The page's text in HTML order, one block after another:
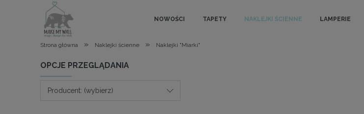
NOWOŚCI TAPETY NAKLEJKI ŚCIENNE LAMPERIE
Strona główna » Naklejki ścienne » Naklejki "Miarki"
OPCJE PRZEGLĄDANIA
Producent: (wybierz)